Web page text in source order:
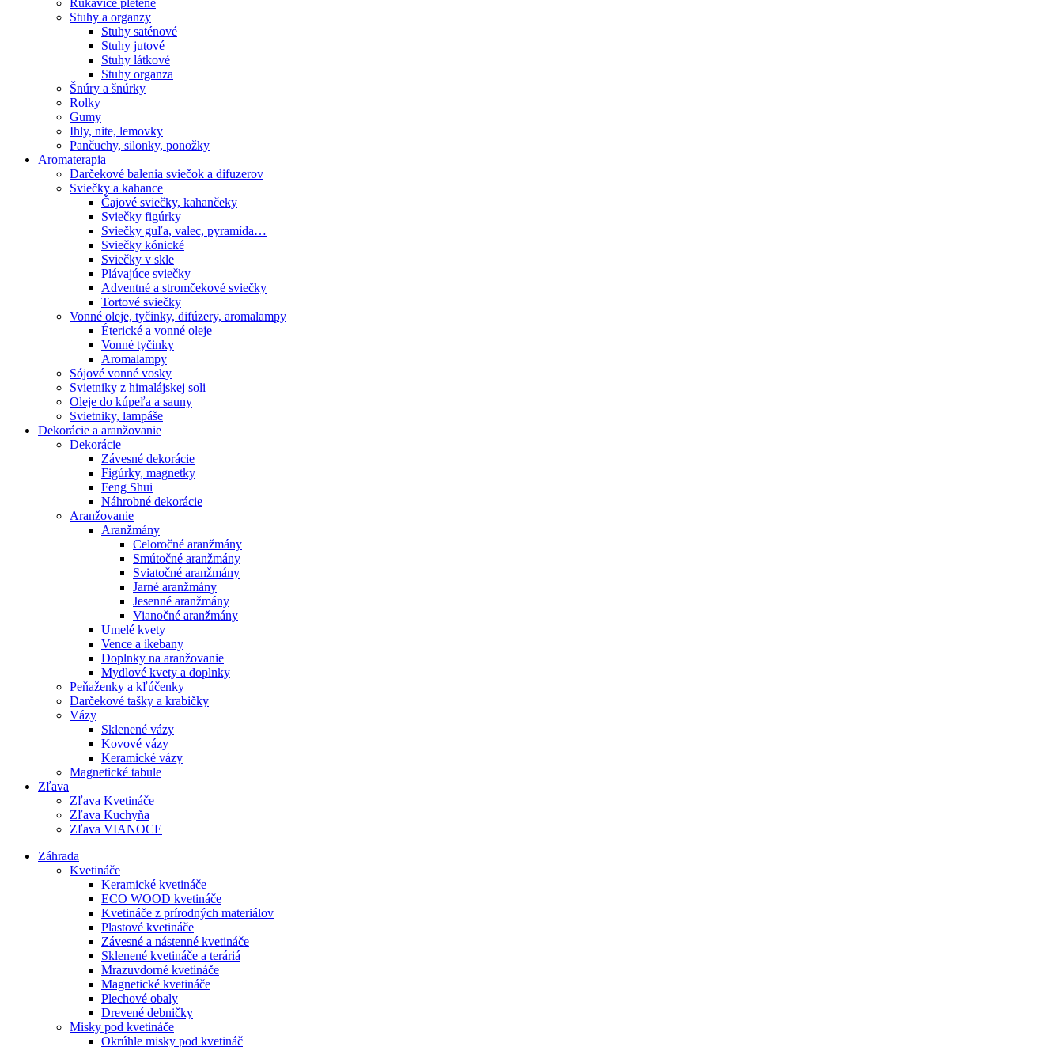
Rukavice pletené
Stuhy a organzy
Stuhy saténové
Stuhy jutové
Stuhy látkové
Stuhy organza
Šnúry a šnúrky
Rolky
Gumy
Ihly, nite, lemovky
Pančuchy, silonky, ponožky
Aromaterapia
Darčekové balenia sviečok a difuzerov
Sviečky a kahance
Čajové sviečky, kahančeky
Sviečky figúrky
Sviečky guľa, valec, pyramída…
Sviečky kónické
Sviečky v skle
Plávajúce sviečky
Adventné a stromčekové sviečky
Tortové sviečky
Vonné oleje, tyčinky, difúzery, aromalampy
Éterické a vonné oleje
Vonné tyčinky
Aromalampy
Sójové vonné vosky
Svietniky z himalájskej soli
Oleje do kúpeľa a sauny
Svietniky, lampáše
Dekorácie a aranžovanie
Dekorácie
Závesné dekorácie
Figúrky, magnetky
Feng Shui
Náhrobné dekorácie
Aranžovanie
Aranžmány
Celoročné aranžmány
Smútočné aranžmány
Sviatočné aranžmány
Jarné aranžmány
Jesenné aranžmány
Vianočné aranžmány
Umelé kvety
Vence a ikebany
Doplnky na aranžovanie
Mydlové kvety a doplnky
Peňaženky a kľúčenky
Darčekové tašky a krabičky
Vázy
Sklenené vázy
Kovové vázy
Keramické vázy
Magnetické tabule
Zľava
Zľava Kvetináče
Zľava Kuchyňa
Zľava VIANOCE
Záhrada
Kvetináče
Keramické kvetináče
ECO WOOD kvetináče
Kvetináče z prírodných materiálov
Plastové kvetináče
Závesné a nástenné kvetináče
Sklenené kvetináče a teráriá
Mrazuvdorné kvetináče
Magnetické kvetináče
Plechové obaly
Drevené debničky
Misky pod kvetináče
Okrúhle misky pod kvetináč